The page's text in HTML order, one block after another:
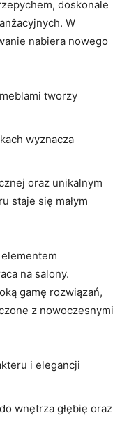
doskonale
W
nabiera nowego
tworzy
wyznacza
oraz unikalnym
staje się małym
na salony.
gamę rozwiązań,
z nowoczesnymi
i elegancji
wnętrza głębię oraz